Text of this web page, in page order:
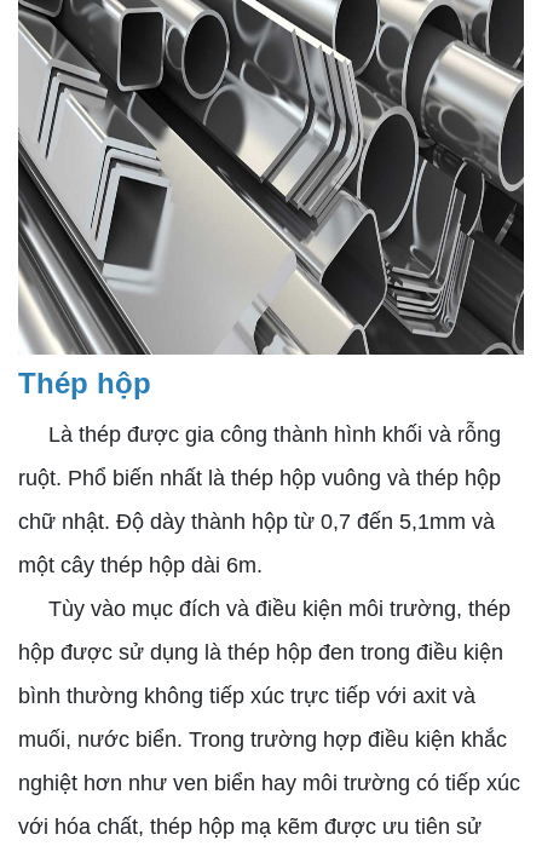
Thép hộp
Là thép được gia công thành hình khối và rỗng
ruột. Phổ biến nhất là thép hộp vuông và thép hộp
chữ nhật. Độ dày thành hộp từ 0,7 đến 5,1mm và
một cây thép hộp dài 6m.
Tùy vào mục đích và điều kiện môi trường, thép
hộp được sử dụng là thép hộp đen trong điều kiện
bình thường không tiếp xúc trực tiếp với axit và
muối, nước biển. Trong trường hợp điều kiện khắc
nghiệt hơn như ven biển hay môi trường có tiếp xúc
với hóa chất, thép hộp mạ kẽm được ưu tiên sử